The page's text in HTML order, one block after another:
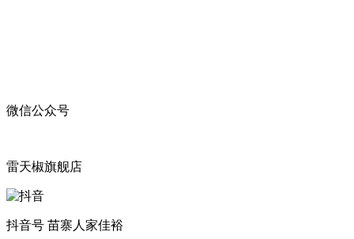
微信公众号
雷天椒旗舰店
抖音号 苗寨人家佳裕